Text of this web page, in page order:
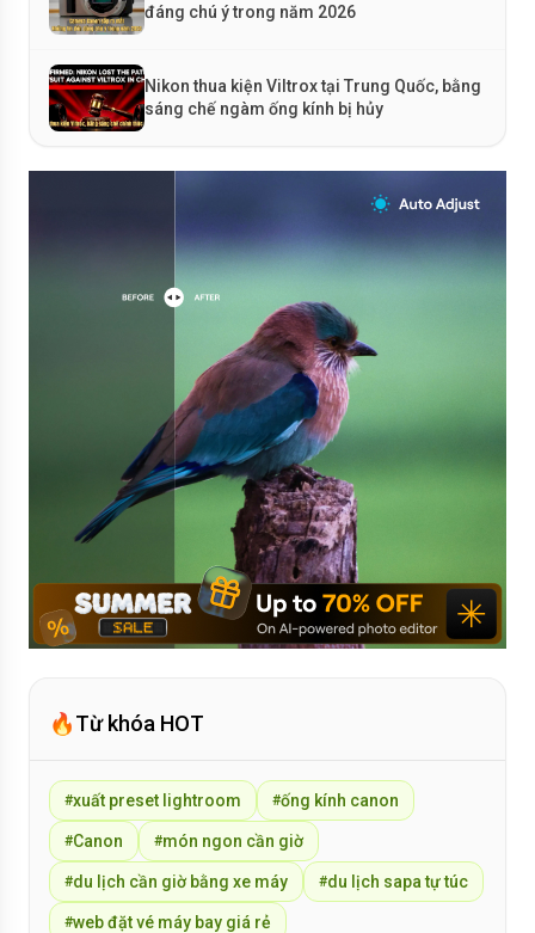
đáng chú ý trong năm 2026
Nikon thua kiện Viltrox tại Trung Quốc, bằng
sáng chế ngàm ống kính bị hủy
🔥Từ khóa HOT
#xuất preset lightroom #ống kính canon
#Canon #món ngon cần giờ
#du lịch cần giờ bằng xe máy #du lịch sapa tự túc
#web đặt vé máy bay giá rẻ